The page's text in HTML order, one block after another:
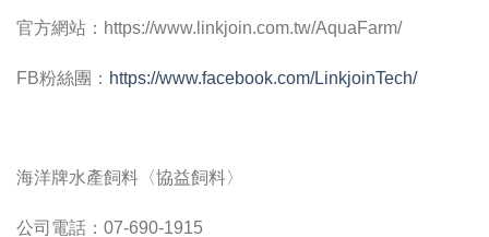
官方網站：https://www.linkjoin.com.tw/AquaFarm/
FB粉絲團： https://www.facebook.com/LinkjoinTech/
海洋牌水產飼料〈協益飼料〉
公司電話：07-690-1915